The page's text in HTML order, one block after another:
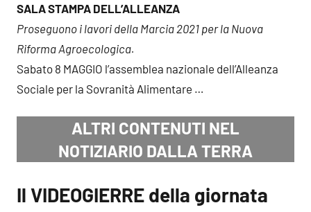
SALA STAMPA DELL’ALLEANZA
Proseguono i lavori della Marcia 2021 per la Nuova
Riforma Agroecologica.
Sabato 8 MAGGIO l’assemblea nazionale dell’Alleanza
Sociale per la Sovranità Alimentare …
ALTRI CONTENUTI NEL
NOTIZIARIO DALLA TERRA
Il VIDEOGIERRE della giornata